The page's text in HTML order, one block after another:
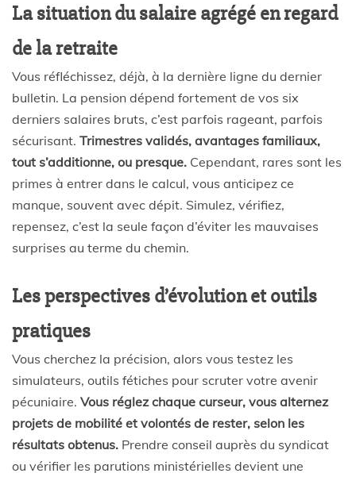
La situation du salaire agrégé en regard
de la retraite
Vous réfléchissez, déjà, à la dernière ligne du dernier
bulletin. La pension dépend fortement de vos six
derniers salaires bruts, c’est parfois rageant, parfois
sécurisant. Trimestres validés, avantages familiaux,
tout s’additionne, ou presque. Cependant, rares sont les
primes à entrer dans le calcul, vous anticipez ce
manque, souvent avec dépit. Simulez, vérifiez,
repensez, c’est la seule façon d’éviter les mauvaises
surprises au terme du chemin.
Les perspectives d’évolution et outils
pratiques
Vous cherchez la précision, alors vous testez les
simulateurs, outils fétiches pour scruter votre avenir
pécuniaire. Vous réglez chaque curseur, vous alternez
projets de mobilité et volontés de rester, selon les
résultats obtenus. Prendre conseil auprès du syndicat
ou vérifier les parutions ministérielles devient une